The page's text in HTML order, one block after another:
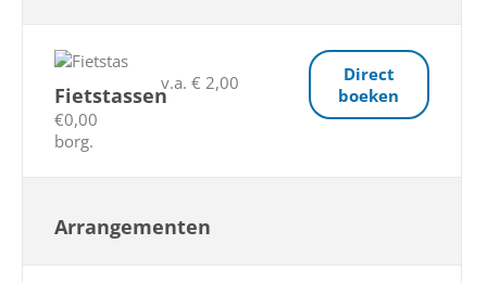
Fietstassen
€0,00
borg.
v.a. € 2,00
Direct
boeken
Arrangementen